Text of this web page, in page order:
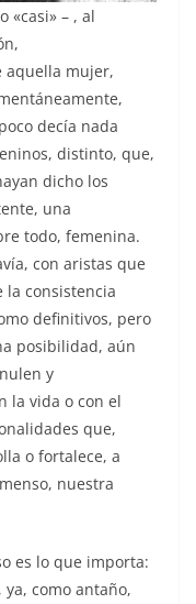
«casi» – , al
aquella mujer,
decía nada
distinto, que,
dicho los
una
todo, femenina.
con aristas que
la consistencia
definitivos, pero
posibilidad, aún
y
la vida o con el
que,
o fortalece, a
nuestra
es lo que importa:
como antaño,